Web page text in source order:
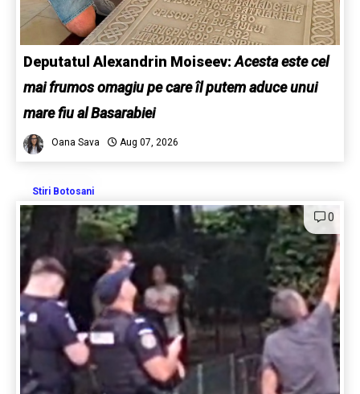
Deputatul Alexandrin Moiseev:Acesta este cel
mai frumos omagiu pe care îl putem aduce unui
mare fiu al Basarabiei
Oana Sava Aug 07, 2026
Stiri Botosani
0